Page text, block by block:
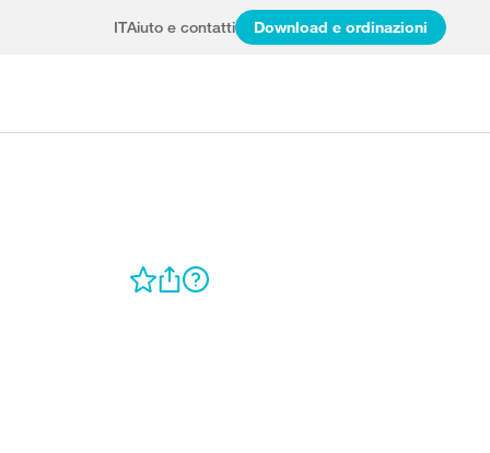
ITAiuto e contatti Download e ordinazioni